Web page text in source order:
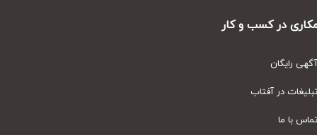
در کسب و کار
رایگان
در آفتاب
با ما